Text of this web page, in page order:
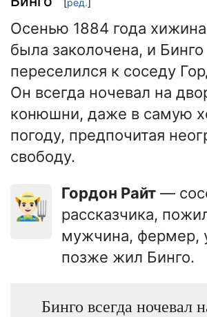
[ред.]
Осенью 1884 года
была заколочена, и Бинго
переселился к соседу
Он всегда ночевал на
конюшни, даже в самую
погоду, предпочитая
свободу.
👨🏻‍🌾 Гордон Райт —
рассказчика,
мужчина, фермер,
позже жил Бинго.
Бинго всегда ночевал